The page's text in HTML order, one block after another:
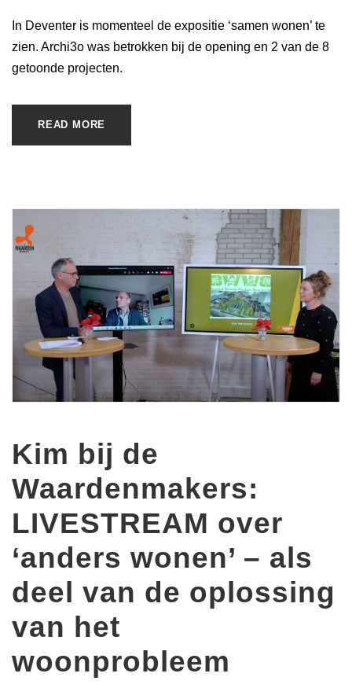
In Deventer is momenteel de expositie ‘samen wonen’ te
zien. Archi3o was betrokken bij de opening en 2 van de 8
getoonde projecten.
READ MORE
Kim bij de
Waardenmakers:
LIVESTREAM over
‘anders wonen’ – als
deel van de oplossing
van het
woonprobleem